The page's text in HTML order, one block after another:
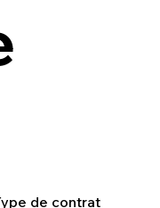
de contrat